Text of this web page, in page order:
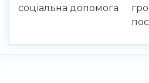
соціальна допомога